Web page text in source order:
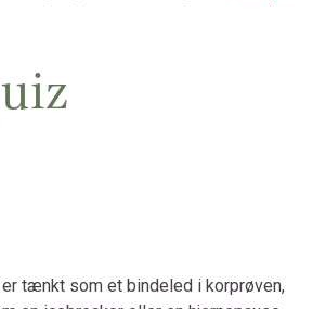
tænkt som et bindeled i korprøven,